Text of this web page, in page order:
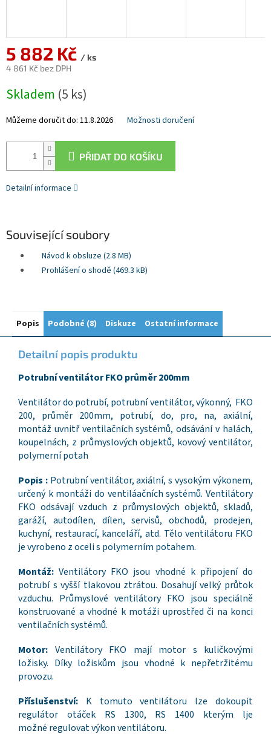
5 882 Kč / ks
4 861 Kč bez DPH
cena:
Skladem (5 ks)
Můžeme doručit do: 11.8.2026 Možnosti doručení
PŘIDAT DO KOŠÍKU
Detailní informace
Související soubory
Návod k obsluze (2.8 MB)
Prohlášení o shodě (469.3 kB)
Popis Podobné (8) Diskuze Ostatní informace
Detailní popis produktu
Potrubní ventilátor FKO průměr 200mm
Ventilátor do potrubí, potrubní ventilátor, výkonný, FKO
200, průměr 200mm, potrubí, do, pro, na, axiální,
montáž uvnitř ventilačních systémů, odsávání v halách,
koupelnách, z průmyslových objektů, kovový ventilátor,
polymerní potah
Popis :Potrubní ventilátor, axiální, s vysokým výkonem,
určený k montáži do ventiláačních systémů. Ventilátory
FKO odsávají vzduch z průmyslových objektů, skladů,
garáží, autodílen, dílen, servisů, obchodů, prodejen,
kuchyní, restaurací, kanceláří, atd. Tělo ventilátoru FKO
je vyrobeno z oceli s polymerním potahem.
Montáž: Ventilátory FKO jsou vhodné k připojení do
potrubí s vyšší tlakovou ztrátou. Dosahují velký průtok
vzduchu. Průmyslové ventilátory FKO jsou speciálně
konstruované a vhodné k motáži uprostřed či na konci
ventilačních systémů.
Motor: Ventilátory FKO mají motor s kuličkovými
ložisky. Díky ložiskům jsou vhodné k nepřetržitému
provozu.
Příslušenství: K tomuto ventilátoru lze dokoupit
regulátor otáček RS 1300, RS 1400 kterým lje
možné regulovat výkon ventilátoru.